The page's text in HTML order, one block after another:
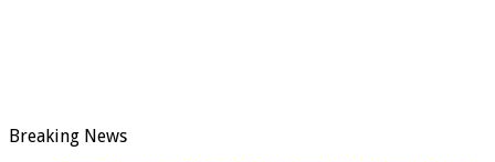
Breaking News